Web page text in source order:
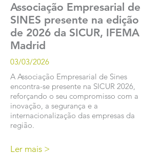
Associação Empresarial de
SINES presente na edição
de 2026 da SICUR, IFEMA
Madrid
03/03/2026
A Associação Empresarial de Sines
encontra-se presente na SICUR 2026,
reforçando o seu compromisso com a
inovação, a segurança e a
internacionalização das empresas da
região.
Ler mais >